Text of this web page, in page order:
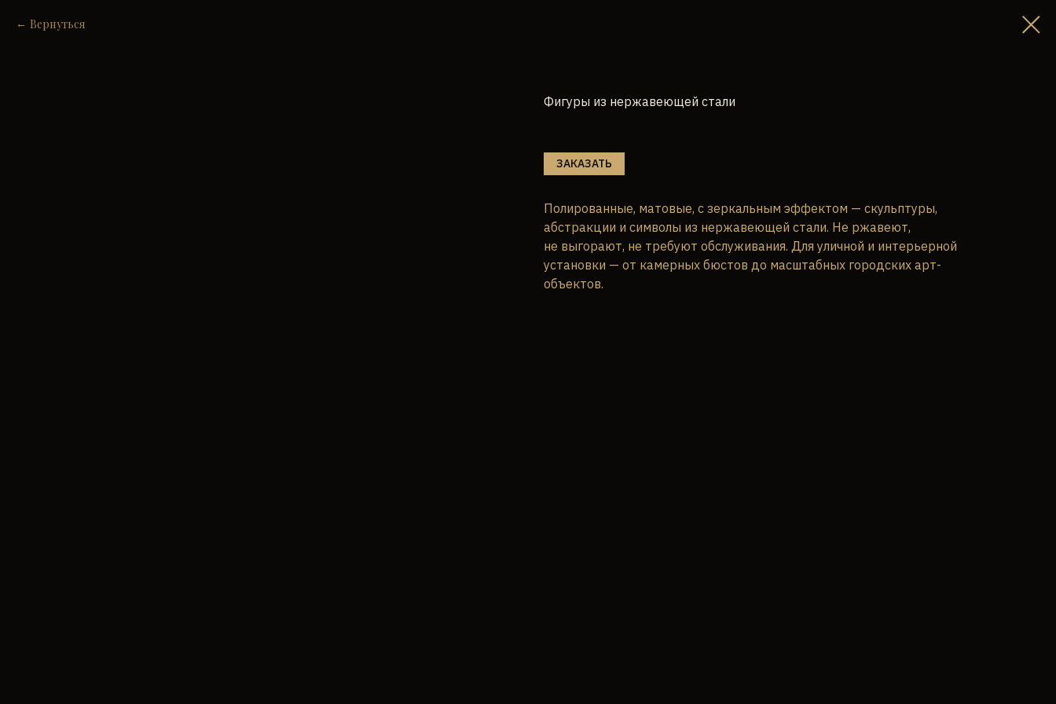
Вернуться
Фигуры из нержавеющей стали
ЗАКАЗАТЬ
Полированные, матовые, с зеркальным эффектом — скульптуры,
абстракции и символы из нержавеющей стали. Не ржавеют,
не выгорают, не требуют обслуживания. Для уличной и интерьерной
установки — от камерных бюстов до масштабных городских арт-
объектов.